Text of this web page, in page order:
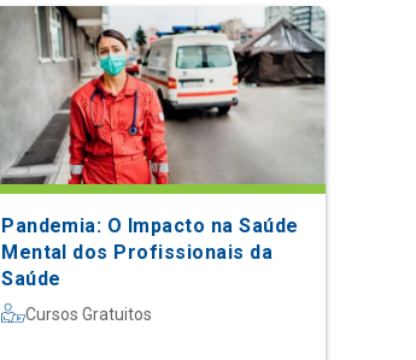
Pandemia: O Impacto na Saúde
Mental dos Profissionais da
Saúde
Cursos Gratuitos